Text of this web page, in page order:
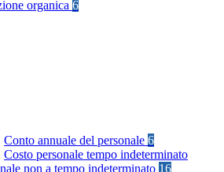
organica 6
Conto annuale del personale 6
Costo personale tempo indeterminato
non a tempo indeterminato 16